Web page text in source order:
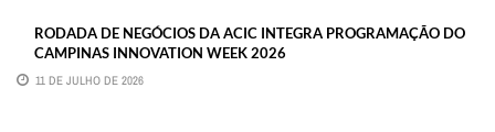
RODADA DE NEGÓCIOS DA ACIC INTEGRA PROGRAMAÇÃO DO
CAMPINAS INNOVATION WEEK 2026
11 DE JULHO DE 2026